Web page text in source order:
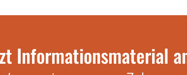
Informationsmaterial